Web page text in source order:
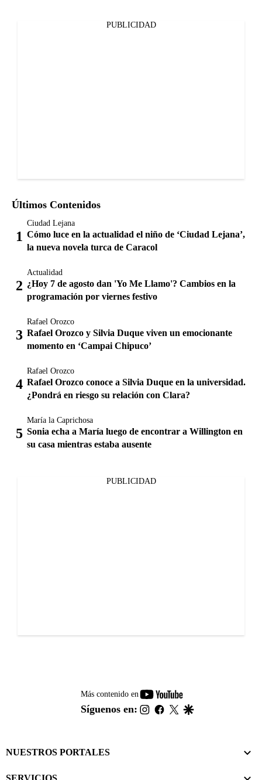
PUBLICIDAD
Últimos Contenidos
Ciudad Lejana
Cómo luce en la actualidad el niño de ‘Ciudad Lejana’,
la nueva novela turca de Caracol
Actualidad
¿Hoy 7 de agosto dan 'Yo Me Llamo'? Cambios en la
programación por viernes festivo
Rafael Orozco
Rafael Orozco y Silvia Duque viven un emocionante
momento en ‘Campai Chipuco’
Rafael Orozco
Rafael Orozco conoce a Silvia Duque en la universidad.
¿Pondrá en riesgo su relación con Clara?
María la Caprichosa
Sonia echa a María luego de encontrar a Willington en
su casa mientras estaba ausente
PUBLICIDAD
Más contenido en
youtube-
footer
Síguenos en: instagram
facebook
twitter
NUESTROS PORTALES
SERVICIOS